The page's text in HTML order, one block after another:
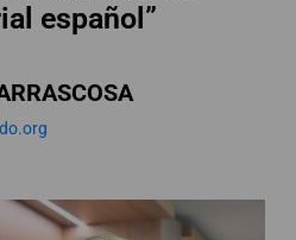
español”